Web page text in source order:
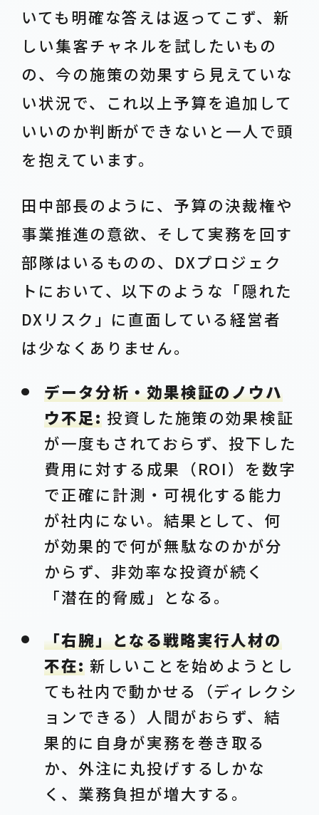
いても明確な答えは返ってこず、新
しい集客チャネルを試したいもの
の、今の施策の効果すら見えていな
い状況で、これ以上予算を追加して
いいのか判断ができないと一人で頭
を抱えています。
田中部長のように、予算の決裁権や
事業推進の意欲、そして実務を回す
部隊はいるものの、DXプロジェク
トにおいて、以下のような「隠れた
DXリスク」に直面している経営者
は少なくありません。
データ分析・効果検証のノウハ
ウ不足:投資した施策の効果検証
が一度もされておらず、投下した
費用に対する成果（ROI）を数字
で正確に計測・可視化する能力
が社内にない。結果として、何
が効果的で何が無駄なのかが分
からず、非効率な投資が続く
「潜在的脅威」となる。
「右腕」となる戦略実行人材の
不在:新しいことを始めようとし
ても社内で動かせる（ディレクシ
ョンできる）人間がおらず、結
果的に自身が実務を巻き取る
か、外注に丸投げするしかな
く、業務負担が増大する。